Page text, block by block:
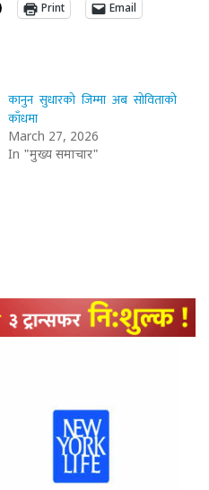
Print Email
कानुन सुधारको जिम्मा अब सोविताको
काँधमा
March 27, 2026
In "मुख्य समाचार"